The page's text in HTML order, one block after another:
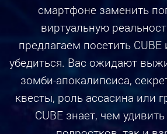
смартфоне заменить
виртуальную
предлагаем посетить
убедиться. Вас ожидают
зомби-апокалипсиса,
квесты, роль ассасина или
CUBE знает, чем